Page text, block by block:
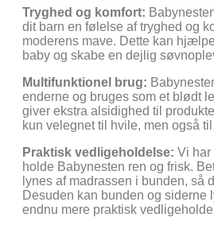
Tryghed og komfort:
dit barn en følelse af tryghed og
moderens mave. Dette kan
baby og skabe en dejlig
Multifunktionel brug:
enderne og bruges som et blødt
giver ekstra alsidighed til
kun velegnet til hvile, men også
Praktisk vedligeholdelse: Vi har
holde Babynesten ren og frisk.
lynes af madrassen i bunden, så
Desuden kan bunden og siderne
endnu mere praktisk